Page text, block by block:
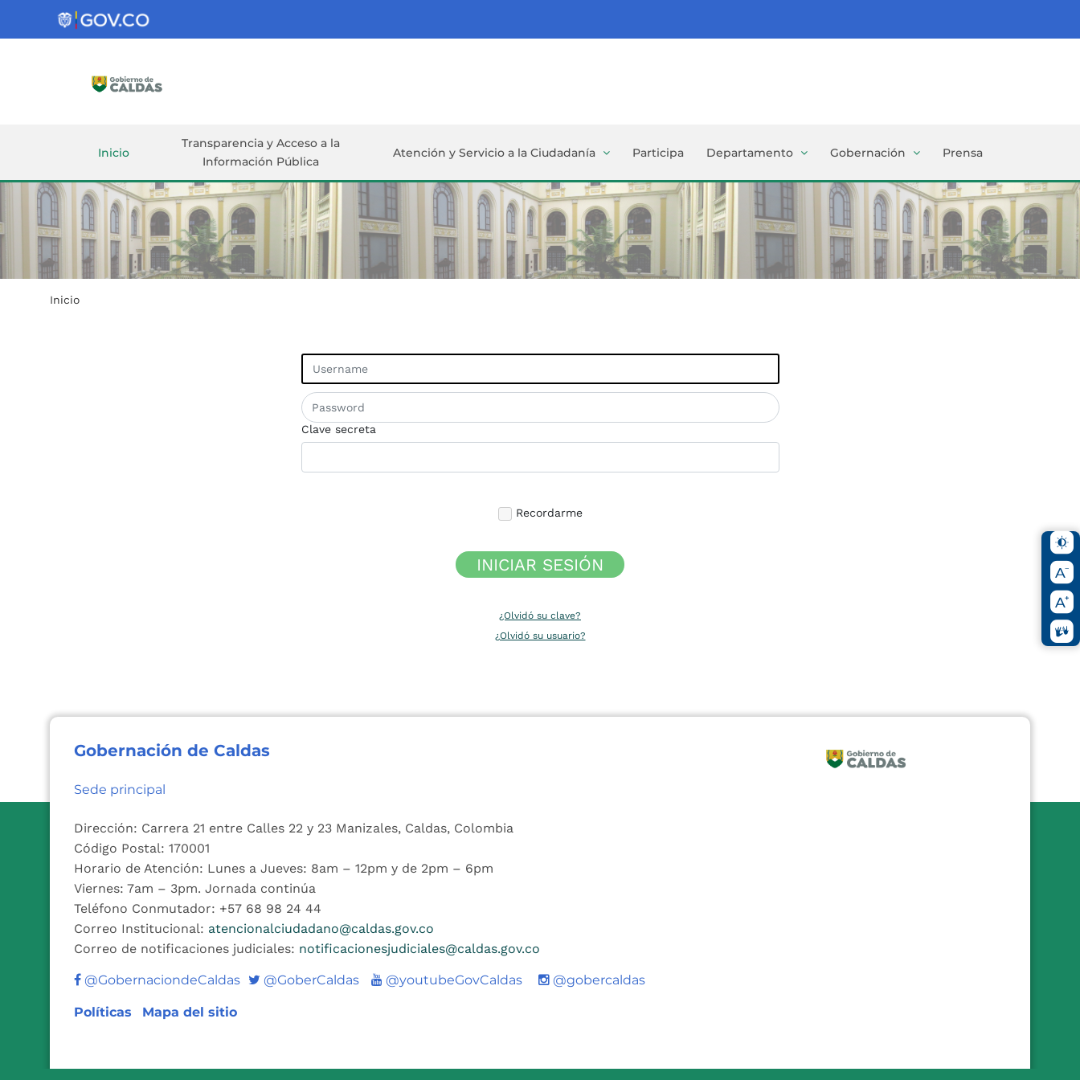
Gobernación
Inicio
Transparencia y Acceso a la
Información Pública
Atención y Servicio a la Ciudadanía Participa Departamento Gobernación Prensa
Inicio
Clave secreta
Recordarme
INICIAR SESIÓN
¿Olvidó su clave?
¿Olvidó su usuario?
Gobernación de Caldas
Sede principal
Dirección: Carrera 21 entre Calles 22 y 23 Manizales, Caldas, Colombia
Código Postal: 170001
Horario de Atención: Lunes a Jueves: 8am – 12pm y de 2pm – 6pm
Viernes: 7am – 3pm. Jornada continúa
Teléfono Conmutador: +57 68 98 24 44
Correo Institucional: atencionalciudadano@caldas.gov.co
Correo de notificaciones judiciales: notificacionesjudiciales@caldas.gov.co
@GobernaciondeCaldas Twitter
@GoberCaldas Youtube
@youtubeGovCaldas @gobercaldas
Políticas Mapa del sitio